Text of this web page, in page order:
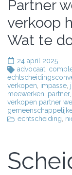
Partner
verkoop
Wat te
24 april 2025
advocaat
verkopen impasse
meewerken partner,
verkopen partner
echtscheiding